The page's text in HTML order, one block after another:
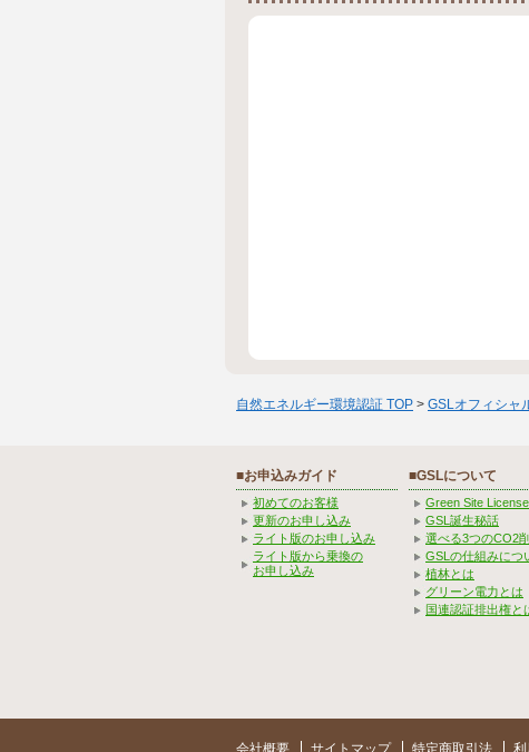
自然エネルギー環境認証 TOP > GSLオフィシャ
■お申込みガイド
初めてのお客様
更新のお申し込み
ライト版のお申し込み
ライト版から乗換の
お申し込み
■GSLについて
Green Site
GSL誕生秘話
選べる3つのCO2
GSLの仕組みにつ
植林とは
グリーン電力とは
国連認証排出権と
会社概要 サイトマップ 特定商取引法